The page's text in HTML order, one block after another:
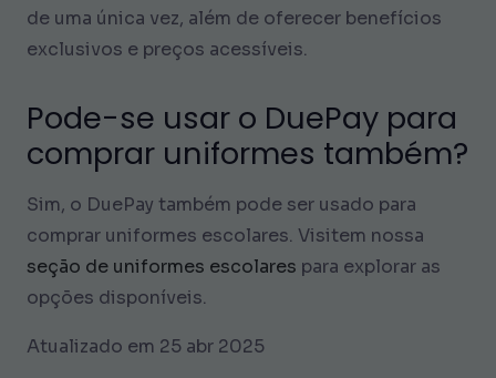
de uma única vez, além de oferecer benefícios
exclusivos e preços acessíveis.
Pode-se usar o DuePay para
comprar uniformes também?
Sim, o DuePay também pode ser usado para
comprar uniformes escolares. Visitem nossa
seção de uniformes escolares para explorar as
opções disponíveis.
Atualizado em 25 abr 2025